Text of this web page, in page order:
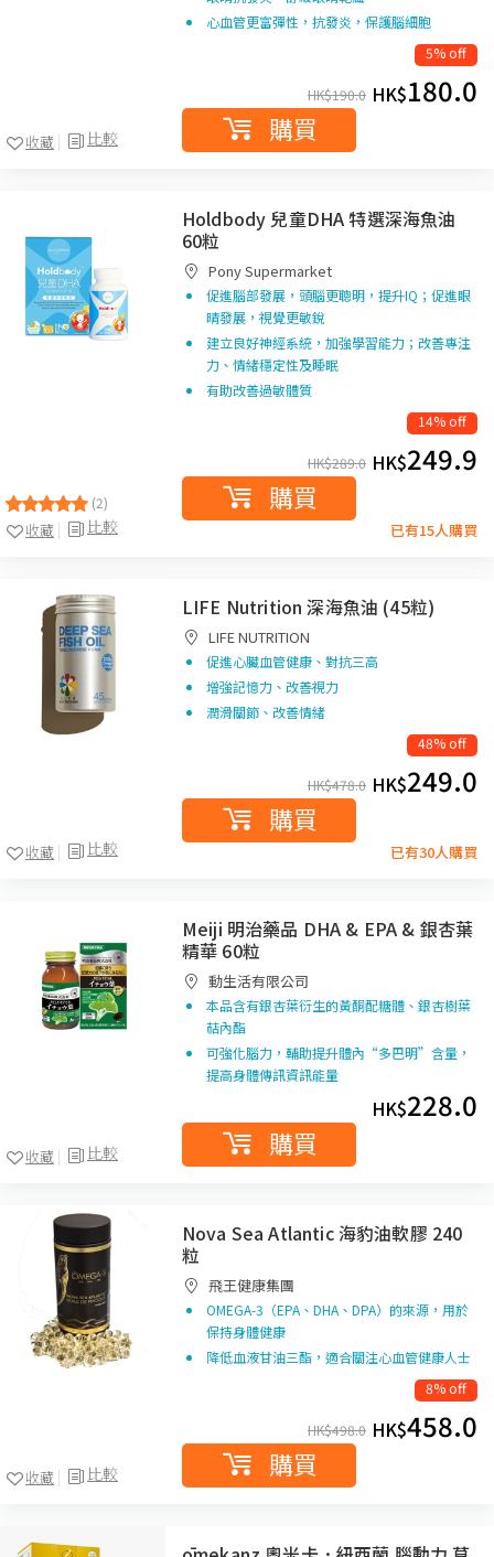
比較
收藏
心血管更富彈性，抗發炎，保護腦細胞
5% off
HK$190.0 HK$180.0
購買
(2)
比較
收藏
Holdbody 兒童DHA 特選深海魚油
60粒
Pony Supermarket
促進腦部發展，頭腦更聰明，提升IQ；促進眼
晴發展，視覺更敏銳
建立良好神經系統，加強學習能力；改善專注
力、情緒穩定性及睡眠
有助改善過敏體質
14% off
HK$289.0 HK$249.9
購買
已有15人購買
比較
收藏
LIFE Nutrition 深海魚油 (45粒)
LIFE NUTRITION
促進心臟血管健康、對抗三高
增強記憶力、改善視力
潤滑關節、改善情緒
48% off
HK$478.0 HK$249.0
購買
已有30人購買
比較
收藏
Meiji 明治藥品 DHA & EPA & 銀杏葉
精華 60粒
動生活有限公司
本品含有銀杏葉衍生的黃酮配糖體、銀杏樹葉
萜內酯
可強化腦力，輔助提升體內“多巴明”含量，
提高身體傳訊資訊能量
HK$228.0
購買
比較
收藏
Nova Sea Atlantic 海豹油軟膠 240
粒
飛王健康集團
OMEGA-3（EPA、DHA、DPA）的來源，用於
保持身體健康
降低血液甘油三酯，適合關注心血管健康人士
8% off
HK$498.0 HK$458.0
購買